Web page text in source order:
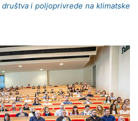
i poljoprivrede na klimatske